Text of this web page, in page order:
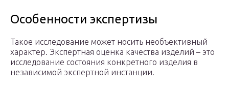
Особенности экспертизы
Такое исследование может носить необъективный
характер. Экспертная оценка качества изделий – это
исследование состояния конкретного изделия в
независимой экспертной инстанции.